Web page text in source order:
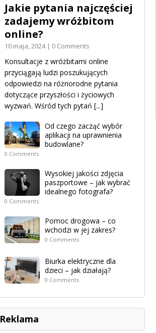
Jakie pytania najczęściej
zadajemy wróżbitom
online?
10 maja, 2024 | 0 Comments
Konsultacje z wróżbitami online
przyciągają ludzi poszukujących
odpowiedzi na różnorodne pytania
dotyczące przyszłości i życiowych
wyzwań. Wśród tych pytań [...]
Od czego zacząć wybór
aplikacji na uprawnienia
budowlane?
0 Comments
Wysokiej jakości zdjęcia
paszportowe – jak wybrać
idealnego fotografa?
0 Comments
Pomoc drogowa – co
wchodzi w jej zakres?
0 Comments
Biurka elektryczne dla
dzieci – jak działają?
0 Comments
Reklama